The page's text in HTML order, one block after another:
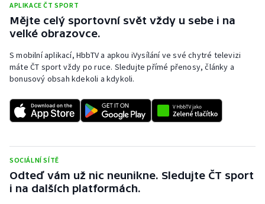
Triatlon
Veslování
Vodní slalom
Volejbal
APLIKACE ČT SPORT
Mějte celý sportovní svět vždy u sebe i na
velké obrazovce.
S mobilní aplikací, HbbTV a apkou iVysílání ve své chytré televizi
máte ČT sport vždy po ruce. Sledujte přímé přenosy, články a
bonusový obsah kdekoli a kdykoli.
SOCIÁLNÍ SÍTĚ
Odteď vám už nic neunikne. Sledujte ČT sport
i na dalších platformách.